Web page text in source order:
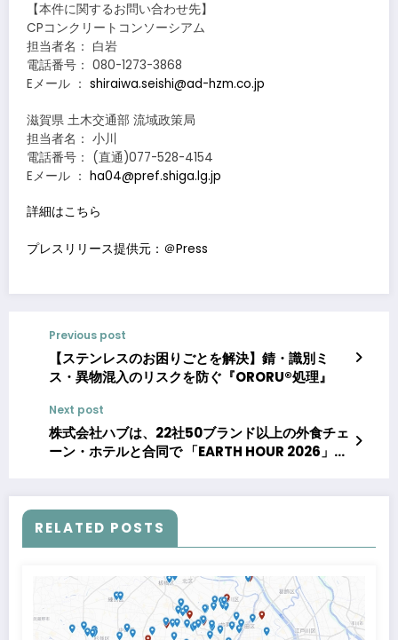
【本件に関するお問い合わせ先】
CPコンクリートコンソーシアム
担当者名： 白岩
電話番号： 080-1273-3868
Eメール ： shiraiwa.seishi@ad-hzm.co.jp
滋賀県 土木交通部 流域政策局
担当者名： 小川
電話番号： (直通)077-528-4154
Eメール ： ha04@pref.shiga.lg.jp
詳細はこちら
プレスリリース提供元：＠Press
Previous post
【ステンレスのお困りごとを解決】錆・識別ミ
ス・異物混入のリスクを防ぐ『ORORU®処理』
Next post
株式会社ハブは、22社50ブランド以上の外食チェ
ーン・ホテルと合同で 「EARTH HOUR 2026」に
RELATED POSTS